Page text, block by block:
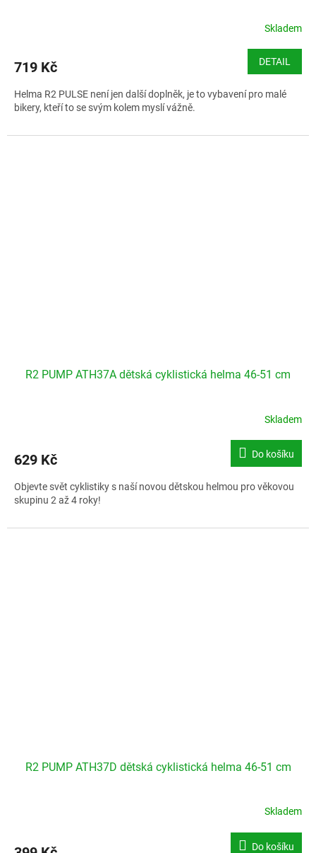
Skladem
719 Kč DETAIL
Helma R2 PULSE není jen další doplněk, je to vybavení pro malé
bikery, kteří to se svým kolem myslí vážně.
R2 PUMP ATH37A dětská cyklistická helma 46-51 cm
Skladem
629 Kč Do košíku
Objevte svět cyklistiky s naší novou dětskou helmou pro věkovou
skupinu 2 až 4 roky!
R2 PUMP ATH37D dětská cyklistická helma 46-51 cm
Skladem
Do košíku